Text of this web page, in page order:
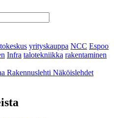
yrityskauppa NCC Espoo
Infra talotekniikka rakentaminen
Rakennuslehti Näköislehdet